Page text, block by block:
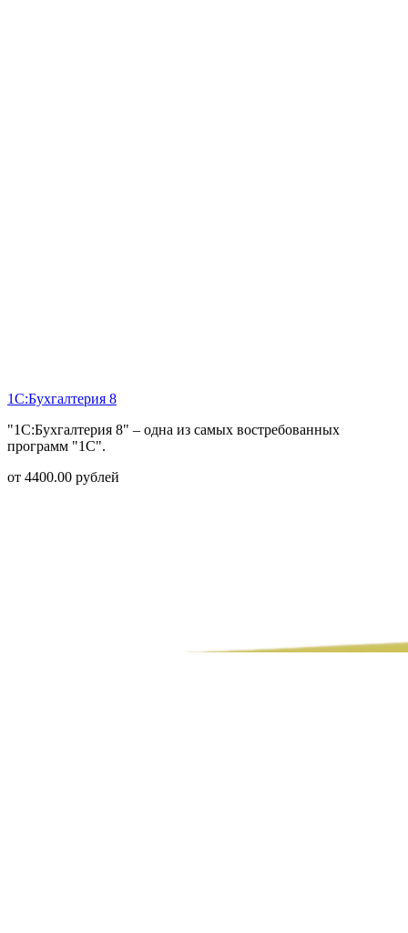
1С:Бухгалтерия 8
"1С:Бухгалтерия 8" – одна из самых востребованных
программ "1С".
от 4400.00 рублей